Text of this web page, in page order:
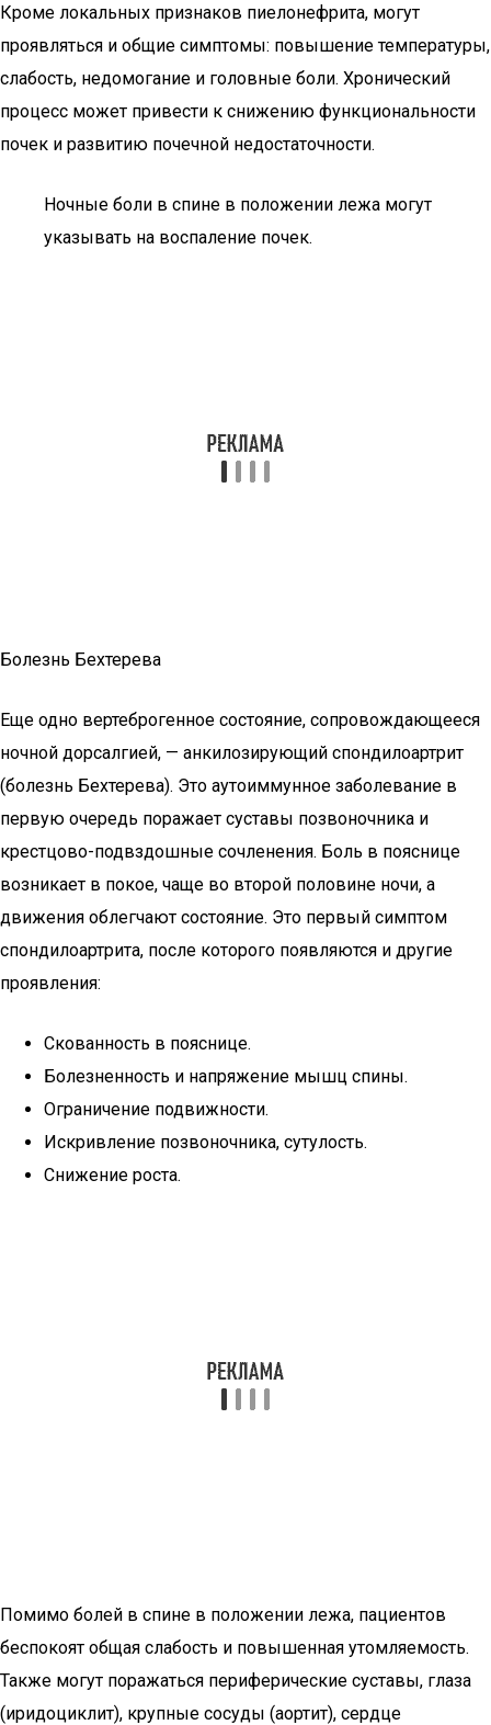
Кроме локальных признаков пиелонефрита, могут
проявляться и общие симптомы: повышение температуры,
слабость, недомогание и головные боли. Хронический
процесс может привести к снижению функциональности
почек и развитию почечной недостаточности.
Ночные боли в спине в положении лежа могут
указывать на воспаление почек.
Болезнь Бехтерева
Еще одно вертеброгенное состояние, сопровождающееся
ночной дорсалгией, — анкилозирующий спондилоартрит
(болезнь Бехтерева). Это аутоиммунное заболевание в
первую очередь поражает суставы позвоночника и
крестцово-подвздошные сочленения. Боль в пояснице
возникает в покое, чаще во второй половине ночи, а
движения облегчают состояние. Это первый симптом
спондилоартрита, после которого появляются и другие
проявления:
Скованность в пояснице.
Болезненность и напряжение мышц спины.
Ограничение подвижности.
Искривление позвоночника, сутулость.
Снижение роста.
Помимо болей в спине в положении лежа, пациентов
беспокоят общая слабость и повышенная утомляемость.
Также могут поражаться периферические суставы, глаза
(иридоциклит), крупные сосуды (аортит), сердце